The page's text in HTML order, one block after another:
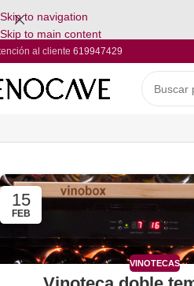
Skip to navigation
Skip to main content
al cliente 619947429
15
FEB
VINOTECAS